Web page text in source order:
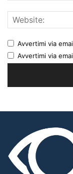
Avvertimi via
Avvertimi via